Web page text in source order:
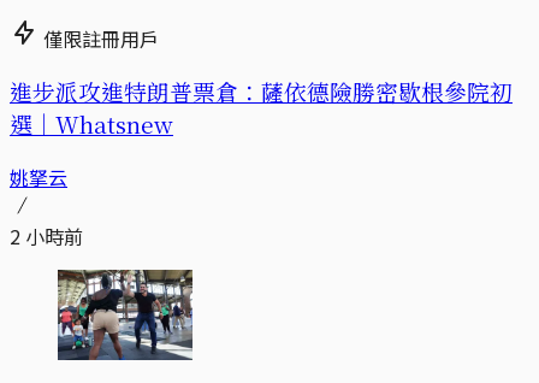
僅限註冊用戶
進步派攻進特朗普票倉：薩依德險勝密歇根參院初
選｜Whatsnew
姚拏云
2 小時前